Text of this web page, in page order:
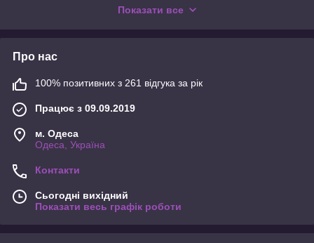
привабливою ціною, щоб зробити ваш вибір ще більш
Не пропустіть можливість зробити своє інтимне життя
приємнішим і зручнішим з гель-змазкою Egzо. Замовте зараз і
насолоджуйтеся високою якістю за вигідною ціною!
Особливості гель-змазки Egzо
представити вам унікальні особливості гель-змазки Egzо -
інноваційного продукту, що забезпечує максимальний
комфорт і задоволення у вашому інтимному житті. Ось чому
гель-змазка Egzо варта вашої уваги:
Показати все
Про нас
100% позитивних з 261 відгука за рік
Працює з 09.09.2019
м. Одеса
Одеса, Україна
Контакти
Сьогодні вихідний
Показати весь графік роботи